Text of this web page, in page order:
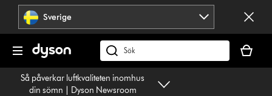
Hoppa
navigering
Sverige
Sök
på
dyson.se
är
tom
Så påverkar luftkvaliteten inomhus
din sömn | Dyson Newsroom